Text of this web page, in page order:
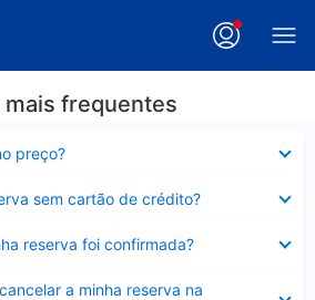
frequentes
preço?
sem cartão de crédito?
reserva foi confirmada?
a minha reserva na